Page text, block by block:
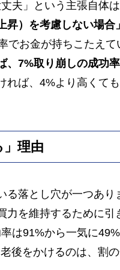
夫」という主張自体
昇）を考慮しない場合」
でお金が持ちこたえて
、7%取り崩しの成功
れば、4%より高くて
」理由
る落とし穴が一つあり
力を維持するために引
は91%から一気に
後をかけるのは、割